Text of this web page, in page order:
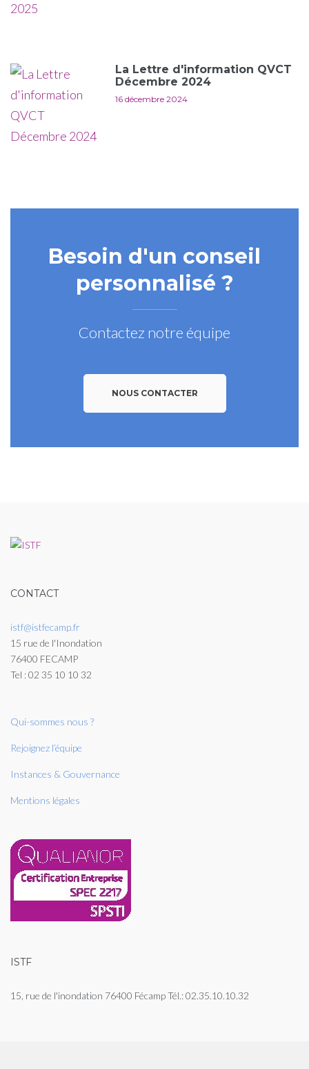
La Lettre d'information QVCT
Décembre 2024
16 décembre 2024
Besoin d'un conseil
personnalisé ?
Contactez notre équipe
NOUS CONTACTER
CONTACT
istf@istfecamp.fr
15 rue de l'Inondation
76400 FECAMP
Tel : 02 35 10 10 32
Qui-sommes nous ?
Rejoignez l’équipe
Instances & Gouvernance
Mentions légales
ISTF
15, rue de l'inondation 76400 Fécamp Tél.: 02.35.10.10.32